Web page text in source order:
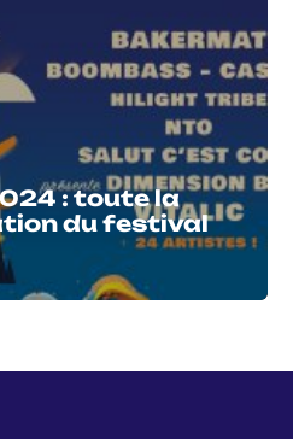
: toute la
du festival